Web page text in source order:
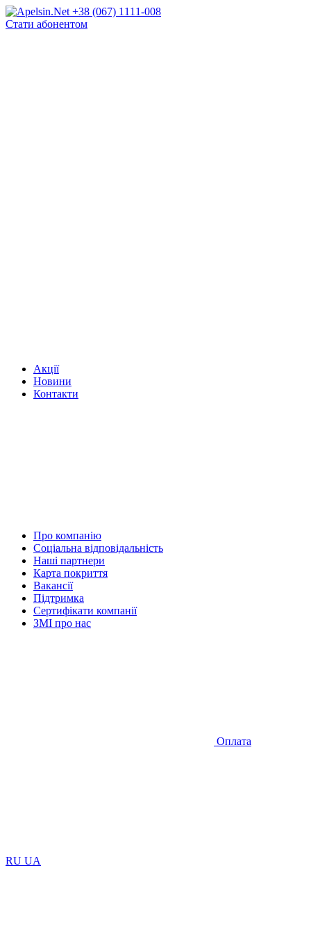
+38 (067) 1111-008
Стати абонентом
Акції
Новини
Контакти
Про компанію
Соціальна відповідальність
Наші партнери
Карта покриття
Вакансії
Підтримка
Сертифікати компанії
ЗМІ про нас
Оплата
RU UA